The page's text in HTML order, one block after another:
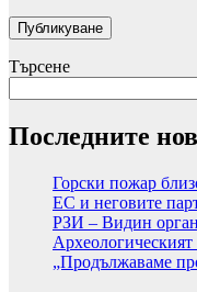
Търсене
Последните
Горски пожар
ЕС и неговите
РЗИ – Видин
„Продължаваме